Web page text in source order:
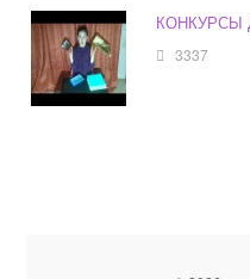
КОНКУРСЫ
3337